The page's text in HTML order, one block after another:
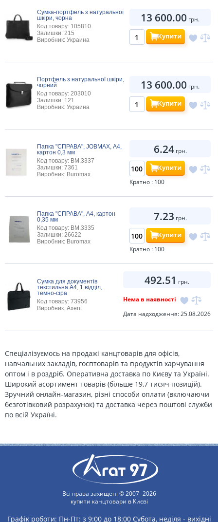
Сумка-портфель з натуральної
шкіри, чорна
Код товару: 105810
Залишки: 215
Виробник: Украина
13 600.00 грн.
Купити
Портфель з натуральної шкіри,
чорний
Код товару: 203010
Залишки: 121
Виробник: Украина
13 600.00 грн.
Купити
Папка "СПРАВА", JOBMAX, А4,
картон 0,3 мм
Код товару: BM.3337
Залишки: 7361
Виробник: Buromax
6.24грн.
Купити
Кратно : 100
Папка "СПРАВА", А4, картон
0,35 мм
Код товару: BM.3335
Залишки: 26622
Виробник: Buromax
7.23 грн.
Купити
Кратно : 100
Сумка для документів
текстильна А4, 1 відділ,
темно-сіра
Код товару: 73956
Виробник: Axent
492.51 грн.
Нема в наявності
Дата надходження: 25.08.2026
Спеціалізуємось на продажі канцтоварів для офісів,
навчальних закладів, госптоварів та продуктів харчування
оптом і в роздріб. Оперативна доставка по Києву та Україні.
Широкий асортимент товарів (більше 19,7 тисяч позицій).
Зручний онлайн-магазин, різні способи оплати (включаючи
безготівковий розрахунок) та доставка через поштові служби
по всій Україні.
Всі права захищені © 2007 -2026
купити канцтовари в Києві
Графік роботи: Пн-Пт: з 9:00 до 18:00 Субота, неділя - вихідні